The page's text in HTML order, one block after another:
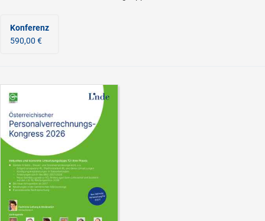
Konferenz
590,00 €